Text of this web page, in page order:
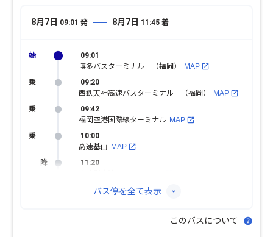
8月7日 09:01 発 8月7日 11:45 着
09:01
博多バスターミナル （福岡）
MAP
09:20
西鉄天神高速バスターミナル （福岡）
MAP
09:42
福岡空港国際線ターミナル MAP
10:00
高速基山 MAP
11:20
バス停を全て表示
このバスについて